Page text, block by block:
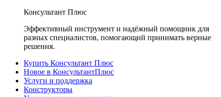
Консультант Плюс
Эффективный инструмент и надёжный помощник для
разных специалистов, помогающий принимать верные
решения.
Купить Консультант Плюс
Новое в КонсультантПлюс
Услуги и поддержка
Конструкторы